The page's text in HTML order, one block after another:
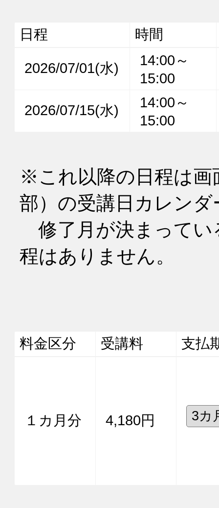
日程 時間
2026/07/01(水)
14:00～
15:00
2026/07/15(水)
14:00～
15:00
※これ以降の日程は画
部）の受講日カレン
修了月が決まってい
程はありません。
料金区分 受講料 支払
１カ月分 4,180円